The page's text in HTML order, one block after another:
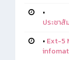
•
ประชา
• Ext-5